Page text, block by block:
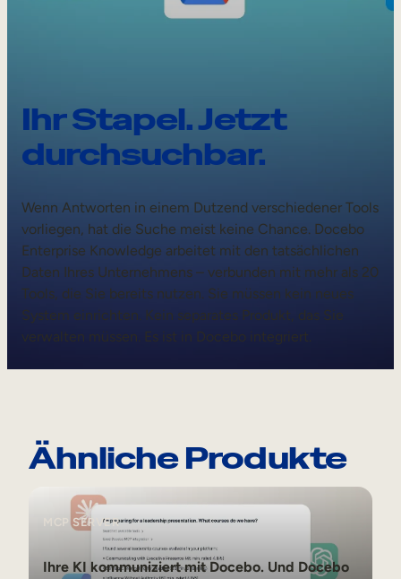
Ihr Stapel. Jetzt
durchsuchbar.
Wenn Antworten in einem Dutzend verschiedener Tools
vorliegen, hat die Suche meist keine Chance. Docebo
Enterprise Knowledge arbeitet mit den tatsächlichen
Daten Ihres Unternehmens – verbunden mit mehr als 20
Tools, die Sie bereits nutzen. Sie müssen kein neues
System einrichten. Kein separates Produkt, das Sie
verwalten müssen. Es ist in Docebo integriert.
Ähnliche Produkte
MCP Server
MCP SERVER
Ihre KI kommuniziert mit Docebo. Und Docebo